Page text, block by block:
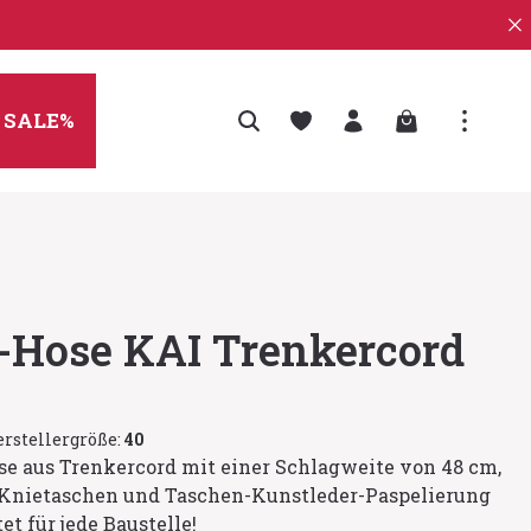
SALE% Warenkorb
KAI Trenkercord
40
aus Trenkercord mit einer Schlagweite von 48 cm,
und Taschen-Kunstleder-Paspelierung
für jede Baustelle!